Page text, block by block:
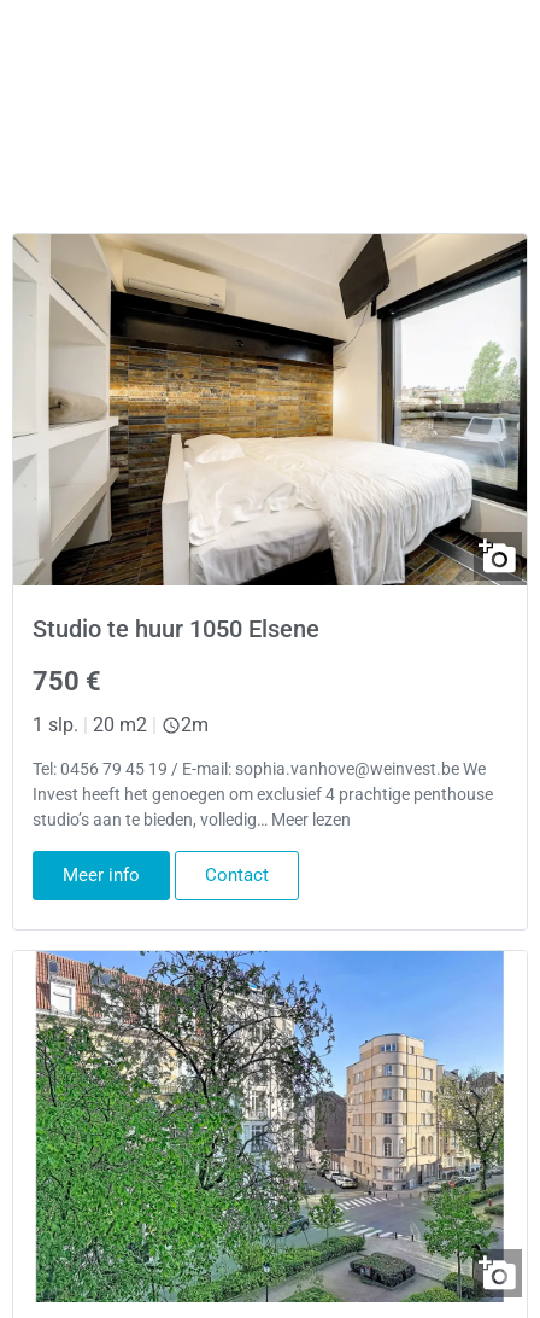
Studio te huur 1050 Elsene
750 €
1 slp. | 20 m2 | 2m
Tel: 0456 79 45 19 / E-mail: sophia.vanhove@weinvest.be We
Invest heeft het genoegen om exclusief 4 prachtige penthouse
studio’s aan te bieden, volledig… Meer lezen
Meer info Contact